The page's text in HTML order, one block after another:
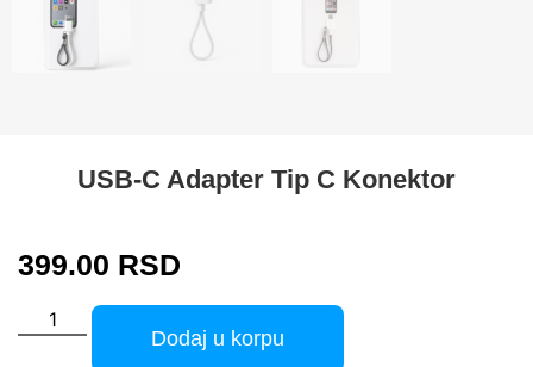
USB-C Adapter Tip C Konektor
399.00 RSD
Dodaj u korpu